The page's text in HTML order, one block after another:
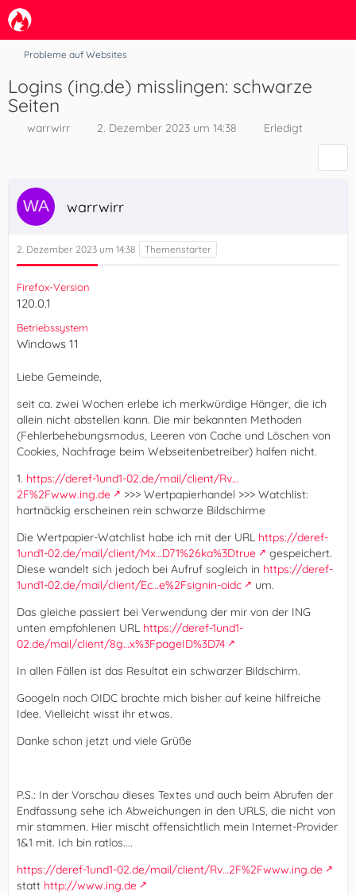
Probleme auf Websites
Logins (ing.de) misslingen: schwarze
Seiten
warrwirr 2. Dezember 2023 um 14:38 Erledigt
warrwirr
2. Dezember 2023 um 14:38
Firefox-Version
120.0.1
Betriebssystem
Windows 11
Liebe Gemeinde,
seit ca. zwei Wochen erlebe ich merkwürdige Hänger, die ich
allein nicht abstellen kann. Die mir bekannten Methoden
(Fehlerbehebungsmodus, Leeren von Cache und Löschen von
Cookies, Nachfrage beim Webseitenbetreiber) halfen nicht.
1. https://deref-1und1-02.de/mail/client/Rv…
2F%2Fwww.ing.de
>>> Wertpapierhandel >>> Watchlist:
hartnäckig erscheinen rein schwarze Bildschirme
Die Wertpapier-Watchlist habe ich mit der URL https://deref-
1und1-02.de/mail/client/Mx…D71%26ka%3Dtrue
gespeichert.
Diese wandelt sich jedoch bei Aufruf sogleich in https://deref-
1und1-02.de/mail/client/Ec…e%2Fsignin-oidc
um.
Das gleiche passiert bei Verwendung der mir von der ING
unten empfohlenen URL https://deref-1und1-
02.de/mail/client/8g…x%3FpageID%3D74
In allen Fällen ist das Resultat ein schwarzer Bildschirm.
Googeln nach OIDC brachte mich bisher auf keine hilfreiche
Idee. Vielleicht wisst ihr etwas.
Danke schon jetzt und viele Grüße
P.S.: In der Vorschau dieses Textes und auch beim Abrufen der
Endfassung sehe ich Abweichungen in den URLS, die nicht von
mir stammen. Hier mischt offensichtlich mein Internet-Provider
1&1 mit. Ich bin ratlos....
https://deref-1und1-02.de/mail/client/Rv…2F%2Fwww.ing.de
statt http://www.ing.de